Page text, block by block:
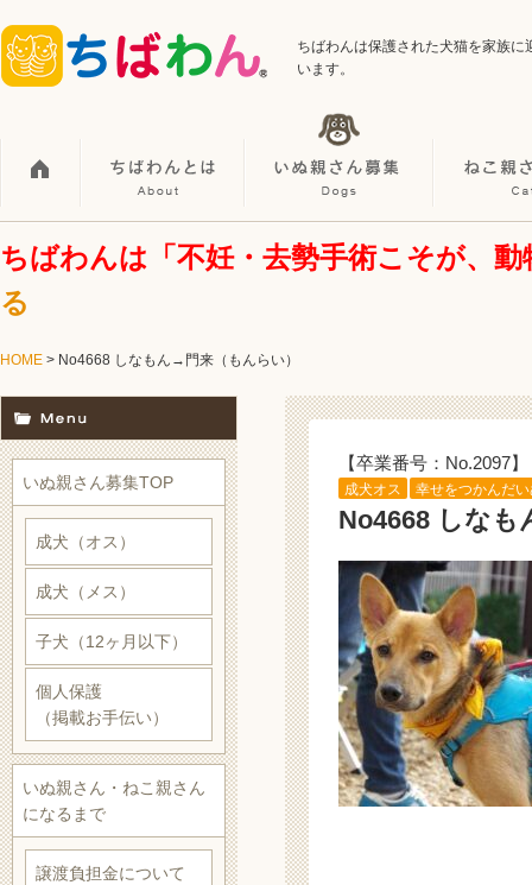
ちばわんは保護された犬猫を家族
います。
ちばわんは「不妊・去勢手術こそが、
る
HOME > No4668 しなもん→門来（もんらい）
【卒業番号：No.2097】
成犬オス 幸せをつかんだ
No4668 しな
いぬ親さん募集TOP
成犬（オス）
成犬（メス）
子犬（12ヶ月以下）
個人保護
（掲載お手伝い）
いぬ親さん・ねこ親さん
になるまで
譲渡負担金について